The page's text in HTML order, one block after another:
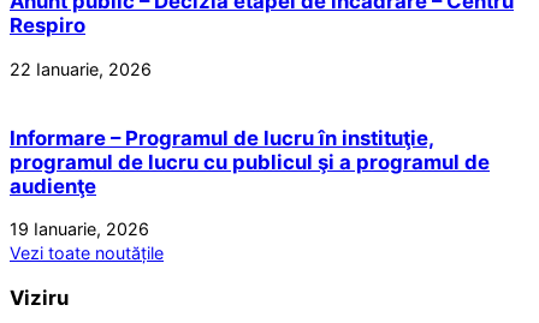
Respiro
22 Ianuarie, 2026
Informare – Programul de lucru în instituţie,
programul de lucru cu publicul şi a programul de
audienţe
19 Ianuarie, 2026
Vezi toate noutățile
Viziru